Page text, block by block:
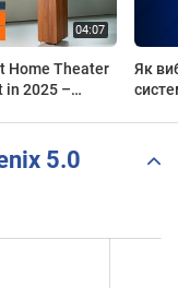
Home Theater
in 2025 –
Як
5.0